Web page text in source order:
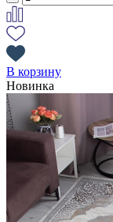
В корзину
Новинка